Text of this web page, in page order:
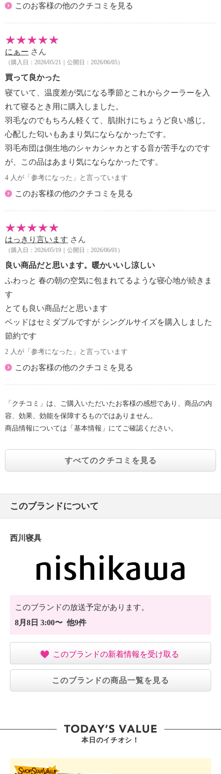
このお客様の他のクチコミを見る
にぁー さん
（購入日：2026/05/21｜公開日：2026/06/05）
買って良かった
寝ていて、温度差が気になる季節とこれからクーラーを入
れて寝るとき用に購入しました。
羽毛なのでもちろん軽くて、肌掛けにちょうど良い感じ。
心配した匂いもあまり気にならなかったです。
羽毛布団は側生地のシャカシャカとする音が苦手なのです
が、この品はあまり気にならなかったです。
4 人が「参考になった」と言っています
このお客様の他のクチコミを見る
はっきり言います さん
（購入日：2026/05/19｜公開日：2026/06/01）
良い商品だと思います。暖かいいし涼しい
ふわっと 春の朝の空気に包まれてるような寝心地が続きま
す
とても良い商品だと思います
ベッドはセミダブルですが シングルサイズを購入しました
節約です
2 人が「参考になった」と言っています
このお客様の他のクチコミを見る
「クチコミ」は、ご購入いただいたお客様の感想であり、商品の内
容、効果、効能を保障するものではありません。
商品情報については「基本情報」にてご確認ください。
すべてのクチコミを見る
このブランドについて
西川寝具
このブランドの放送予定があります。
8月8日 3:00〜 他9件
このブランドの新着情報を受け取る
このブランドの商品一覧を見る
本日のイチオシ！